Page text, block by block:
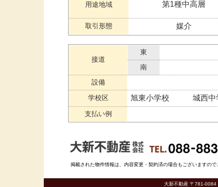
用途地域 第1種中高層
取引形態 媒介
接道
東
南
設備
学校区
旭東小学校 城西中
支払い例
掲載された物件情報は、内容変更・契約済の場合もございますの
大新不動産 〒781-